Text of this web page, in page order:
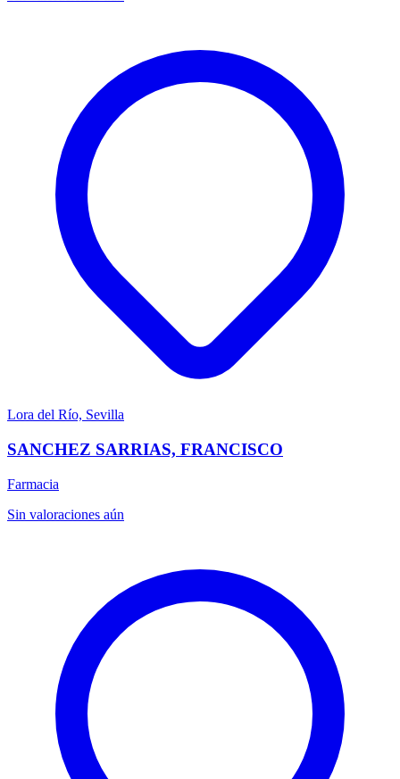
Lora del Río, Sevilla
SANCHEZ SARRIAS, FRANCISCO
Farmacia
Sin valoraciones aún